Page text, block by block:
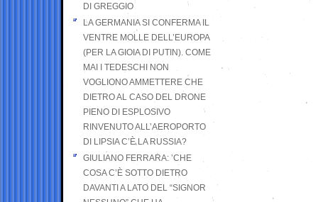
DI GREGGIO
LA GERMANIA SI CONFERMA IL
VENTRE MOLLE DELL’EUROPA
(PER LA GIOIA DI PUTIN). COME
MAI I TEDESCHI NON
VOGLIONO AMMETTERE CHE
DIETRO AL CASO DEL DRONE
PIENO DI ESPLOSIVO
RINVENUTO ALL’AEROPORTO
DI LIPSIA C’È LA RUSSIA?
GIULIANO FERRARA: ’CHE
COSA C’È SOTTO DIETRO
DAVANTI A LATO DEL “SIGNOR